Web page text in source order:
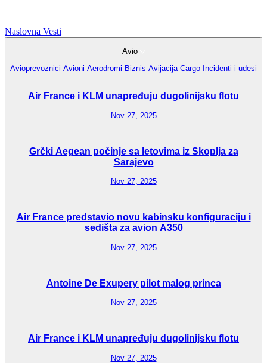
Naslovna Vesti
Avio
Avioprevoznici Avioni Aerodromi Biznis Avijacija Cargo Incidenti i udesi
Air France i KLM unapređuju dugolinijsku flotu
Nov 27, 2025
Grčki Aegean počinje sa letovima iz Skoplja za
Sarajevo
Nov 27, 2025
Air France predstavio novu kabinsku konfiguraciju i
sedišta za avion A350
Nov 27, 2025
Antoine De Exupery pilot malog princa
Nov 27, 2025
Air France i KLM unapređuju dugolinijsku flotu
Nov 27, 2025